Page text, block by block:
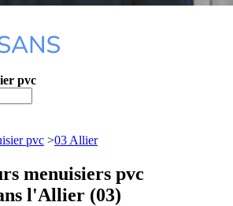
pvc
pvc >03 Allier
menuisiers pvc
l'Allier (03)